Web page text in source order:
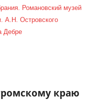
Романовский музей
А.Н. Островского
Дебре
краю